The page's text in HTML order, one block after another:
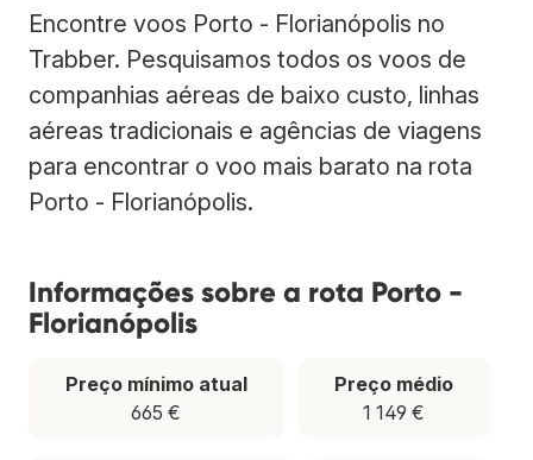
Encontre voos Porto - Florianópolis no
Trabber. Pesquisamos todos os voos de
companhias aéreas de baixo custo, linhas
aéreas tradicionais e agências de viagens
para encontrar o voo mais barato na rota
Porto - Florianópolis.
Informações sobre a rota Porto -
Florianópolis
Preço mínimo atual
665 €
Preço médio
1 149 €